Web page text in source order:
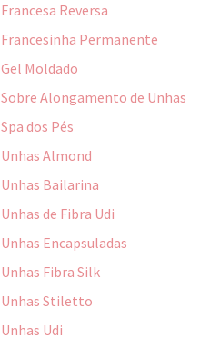
Francesa Reversa
Francesinha Permanente
Gel Moldado
Sobre Alongamento de Unhas
Spa dos Pés
Unhas Almond
Unhas Bailarina
Unhas de Fibra Udi
Unhas Encapsuladas
Unhas Fibra Silk
Unhas Stiletto
Unhas Udi